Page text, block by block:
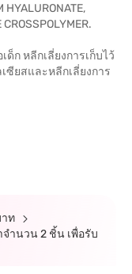
HYALURONATE,
ก หลีกเลี่ยงการเก็บไว้
ซียสและหลีกเลี่ยงการ
าท
ำนวน 2 ชิ้น เพื่อรับ